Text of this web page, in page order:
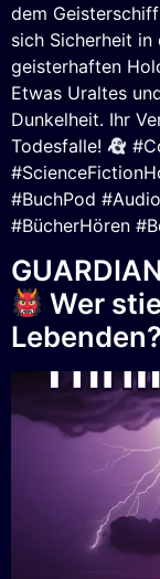
dem
sich Sicherheit
geisterhaften
Etwas Uraltes
Dunkelheit. Ihr
Todesfalle!
#BuchPod
#BücherHören
Wer
Lebenden?